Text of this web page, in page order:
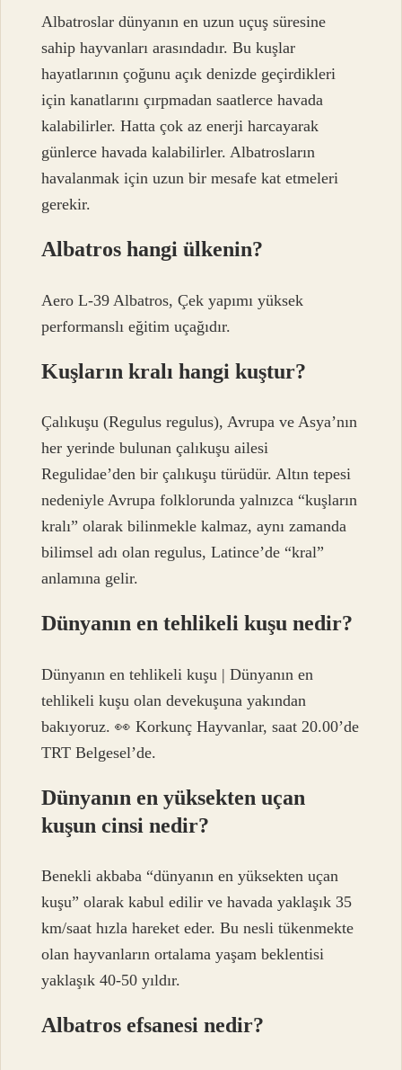
Albatroslar dünyanın en uzun uçuş süresine
sahip hayvanları arasındadır. Bu kuşlar
hayatlarının çoğunu açık denizde geçirdikleri
için kanatlarını çırpmadan saatlerce havada
kalabilirler. Hatta çok az enerji harcayarak
günlerce havada kalabilirler. Albatrosların
havalanmak için uzun bir mesafe kat etmeleri
gerekir.
Albatros hangi ülkenin?
Aero L-39 Albatros, Çek yapımı yüksek
performanslı eğitim uçağıdır.
Kuşların kralı hangi kuştur?
Çalıkuşu (Regulus regulus), Avrupa ve Asya’nın
her yerinde bulunan çalıkuşu ailesi
Regulidae’den bir çalıkuşu türüdür. Altın tepesi
nedeniyle Avrupa folklorunda yalnızca “kuşların
kralı” olarak bilinmekle kalmaz, aynı zamanda
bilimsel adı olan regulus, Latince’de “kral”
anlamına gelir.
Dünyanın en tehlikeli kuşu nedir?
Dünyanın en tehlikeli kuşu | Dünyanın en
tehlikeli kuşu olan devekuşuna yakından
bakıyoruz. 👀 Korkunç Hayvanlar, saat 20.00’de
TRT Belgesel’de.
Dünyanın en yüksekten uçan
kuşun cinsi nedir?
Benekli akbaba “dünyanın en yüksekten uçan
kuşu” olarak kabul edilir ve havada yaklaşık 35
km/saat hızla hareket eder. Bu nesli tükenmekte
olan hayvanların ortalama yaşam beklentisi
yaklaşık 40-50 yıldır.
Albatros efsanesi nedir?